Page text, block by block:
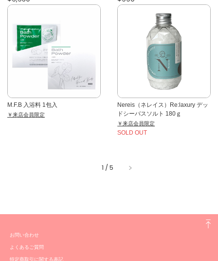
M.F.B 入浴料 1包入
￥来店会員限定
Nereis（ネレイス）Re:laxury デッ
ドシーバスソルト 180ｇ
￥来店会員限定
SOLD OUT
1 /5
お問い合わせ
よくあるご質問
特定商取引に関する表記